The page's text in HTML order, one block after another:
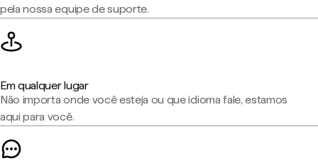
pela nossa equipe de suporte.
Em qualquer lugar
Não importa onde você esteja ou que idioma fale, estamos
aqui para você.